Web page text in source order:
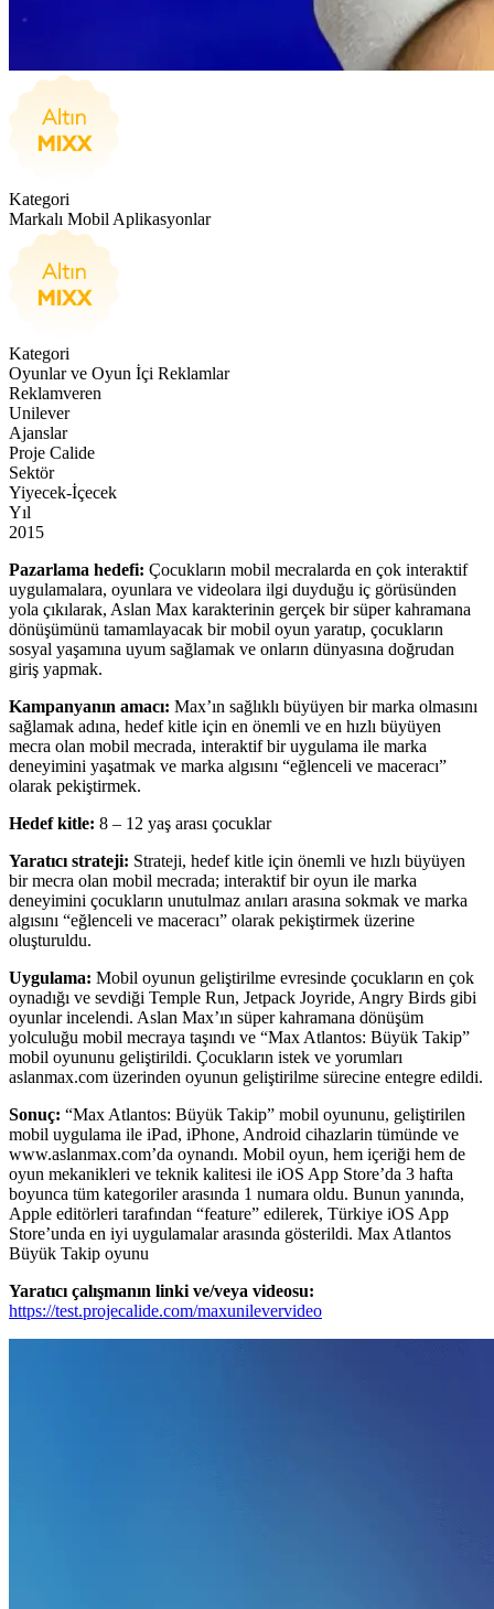
Kategori
Markalı Mobil Aplikasyonlar
Kategori
Oyunlar ve Oyun İçi Reklamlar
Reklamveren
Unilever
Ajanslar
Proje Calide
Sektör
Yiyecek-İçecek
Yıl
2015
Pazarlama hedefi: Çocukların mobil mecralarda en çok interaktif
uygulamalara, oyunlara ve videolara ilgi duyduğu iç görüsünden
yola çıkılarak, Aslan Max karakterinin gerçek bir süper kahramana
dönüşümünü tamamlayacak bir mobil oyun yaratıp, çocukların
sosyal yaşamına uyum sağlamak ve onların dünyasına doğrudan
giriş yapmak.
Kampanyanın amacı: Max’ın sağlıklı büyüyen bir marka olmasını
sağlamak adına, hedef kitle için en önemli ve en hızlı büyüyen
mecra olan mobil mecrada, interaktif bir uygulama ile marka
deneyimini yaşatmak ve marka algısını “eğlenceli ve maceracı”
olarak pekiştirmek.
Hedef kitle: 8 – 12 yaş arası çocuklar
Yaratıcı strateji: Strateji, hedef kitle için önemli ve hızlı büyüyen
bir mecra olan mobil mecrada; interaktif bir oyun ile marka
deneyimini çocukların unutulmaz anıları arasına sokmak ve marka
algısını “eğlenceli ve maceracı” olarak pekiştirmek üzerine
oluşturuldu.
Uygulama: Mobil oyunun geliştirilme evresinde çocukların en çok
oynadığı ve sevdiği Temple Run, Jetpack Joyride, Angry Birds gibi
oyunlar incelendi. Aslan Max’ın süper kahramana dönüşüm
yolculuğu mobil mecraya taşındı ve “Max Atlantos: Büyük Takip”
mobil oyununu geliştirildi. Çocukların istek ve yorumları
aslanmax.com üzerinden oyunun geliştirilme sürecine entegre edildi.
Sonuç: “Max Atlantos: Büyük Takip” mobil oyununu, geliştirilen
mobil uygulama ile iPad, iPhone, Android cihazlarin tümünde ve
www.aslanmax.com’da oynandı. Mobil oyun, hem içeriği hem de
oyun mekanikleri ve teknik kalitesi ile iOS App Store’da 3 hafta
boyunca tüm kategoriler arasında 1 numara oldu. Bunun yanında,
Apple editörleri tarafından “feature” edilerek, Türkiye iOS App
Store’unda en iyi uygulamalar arasında gösterildi. Max Atlantos
Büyük Takip oyunu
Yaratıcı çalışmanın linki ve/veya videosu:
https://test.projecalide.com/maxunilevervideo